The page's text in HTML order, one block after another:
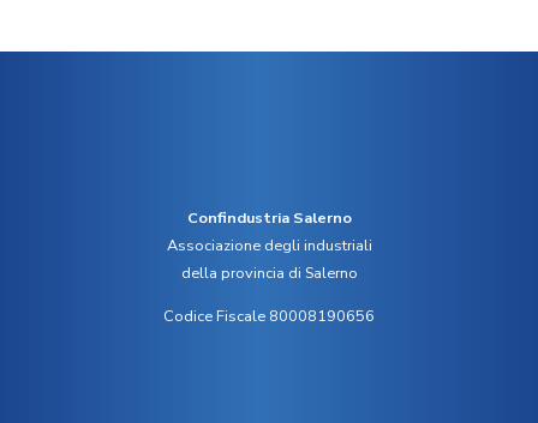
Confindustria Salerno
Associazione degli industriali
della provincia di Salerno
Codice Fiscale 80008190656